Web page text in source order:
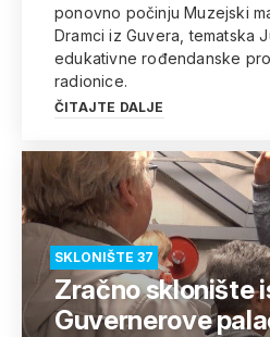
ponovno počinju Muzejski
Dramci iz Guvera, tematska
edukativne rođendanske
radionice.
ČITAJTE DALJE
SKLONIŠTE 37
Zračno sklonište
Guvernerove